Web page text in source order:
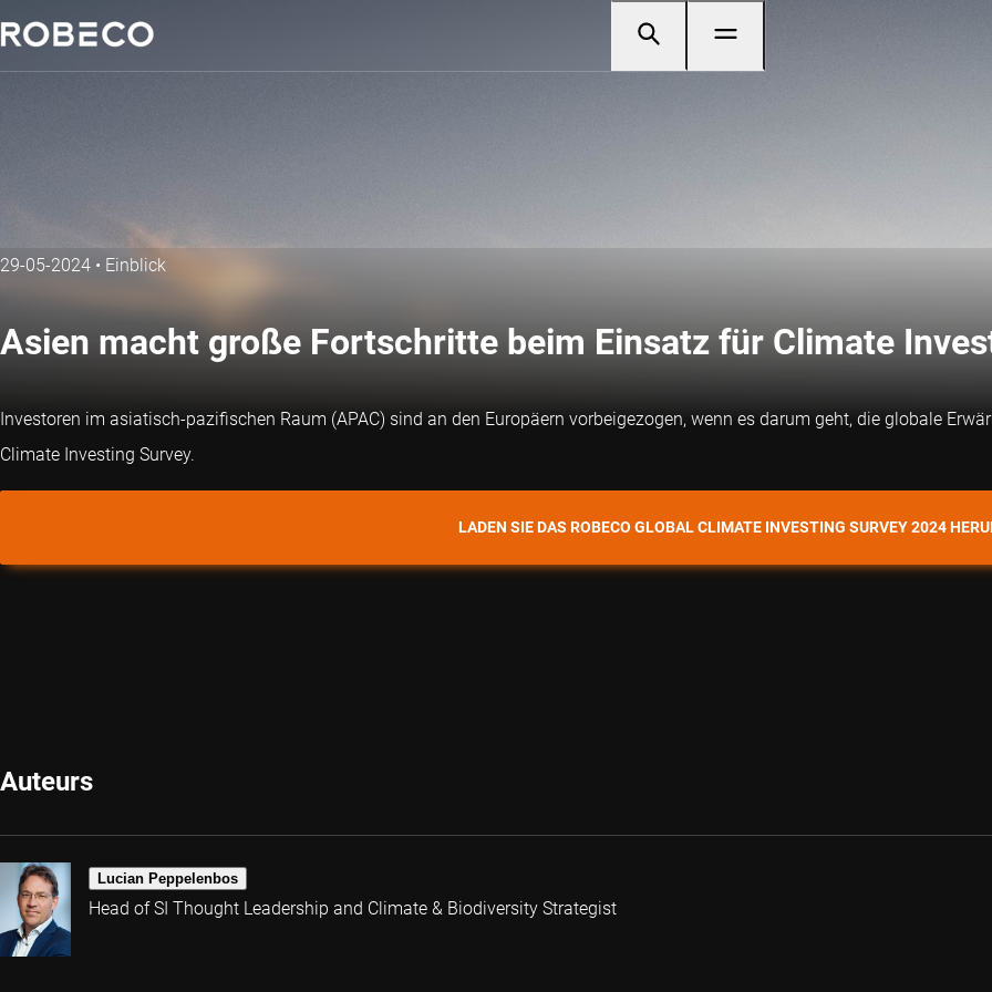
29-05-2024 • Einblick
Asien macht große Fortschritte beim Einsatz für Climate
Investoren im asiatisch-pazifischen Raum (APAC) sind an den Europäern vorbeigezogen, wenn es darum geht, die globale
Climate Investing Survey.
LADEN SIE DAS ROBECO GLOBAL CLIMATE INVESTING SURVEY 2024
Auteurs
Lucian Peppelenbos
Head of SI Thought Leadership and Climate & Biodiversity Strategist